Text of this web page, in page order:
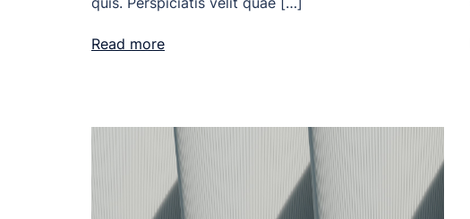
Read more